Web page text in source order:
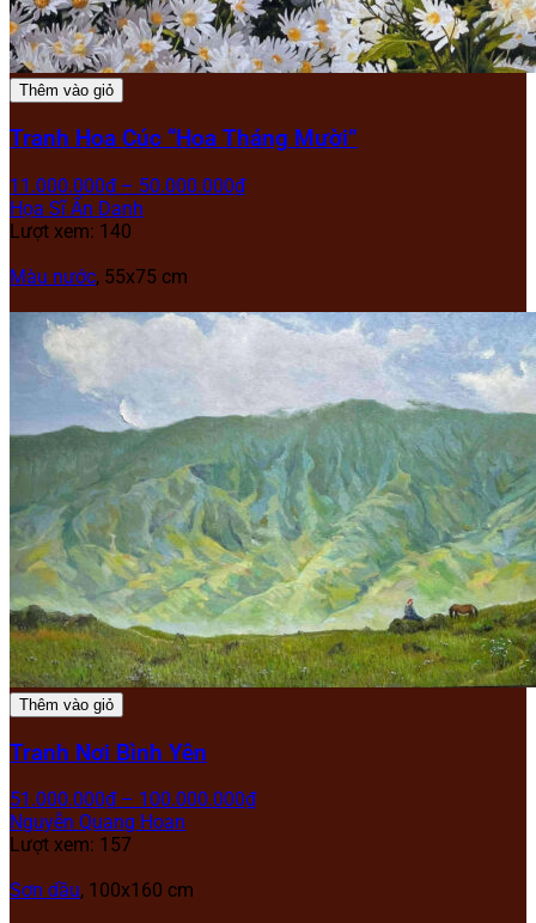
Thêm vào giỏ
Tranh Hoa Cúc “Hoa Tháng Mười”
11.000.000₫ – 50.000.000₫
Họa Sĩ Ẩn Danh
Lượt xem: 140
Màu nước, 55x75 cm
Thêm vào giỏ
Tranh Nơi Bình Yên
51.000.000₫ – 100.000.000₫
Nguyễn Quang Hoan
Lượt xem: 157
Sơn dầu, 100x160 cm